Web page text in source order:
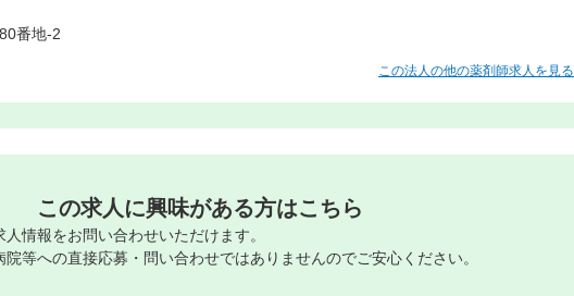
番地-2
この法人の他の薬剤師求人を見る
この求人に興味がある方はこちら
人情報をお問い合わせいただけます。
院等への直接応募・問い合わせではありませんのでご安心ください。